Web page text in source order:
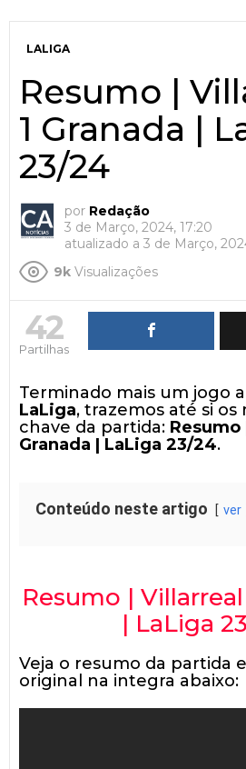
LALIGA
Resumo |
1 Granada |
23/24
por Redação
3 de Março, 2024, 17:20
atualizado a 3 de Março,
9k Visualizações
42
Partilhas
Terminado mais um jogo
LaLiga, trazemos até si
chave da partida: Resumo
Granada | LaLiga 23/24.
Conteúdo neste artigo ver
Resumo | Villarreal
| LaLiga
Veja o resumo da partida
original na integra abaixo: